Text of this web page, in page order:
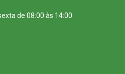
de 08:00 às 14:00